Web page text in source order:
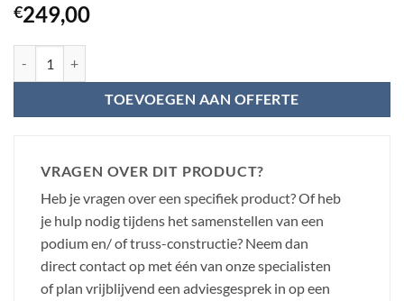
€249,00
TOEVOEGEN AAN OFFERTE
VRAGEN OVER DIT PRODUCT?
Heb je vragen over een specifiek product? Of heb
je hulp nodig tijdens het samenstellen van een
podium en/ of truss-constructie? Neem dan
direct contact op met één van onze specialisten
of plan vrijblijvend een adviesgesprek in op een